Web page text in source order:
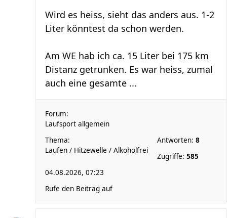
Wird es heiss, sieht das anders aus. 1-2
Liter könntest da schon werden.
Am WE hab ich ca. 15 Liter bei 175 km
Distanz getrunken. Es war heiss, zumal
auch eine gesamte ...
Forum:
Laufsport allgemein
Thema:
Laufen / Hitzewelle / Alkoholfrei
Antworten: 8
Zugriffe: 585
04.08.2026, 07:23
Rufe den Beitrag auf